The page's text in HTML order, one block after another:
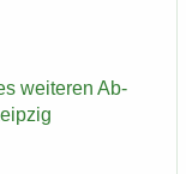
wei­te­ren Ab­